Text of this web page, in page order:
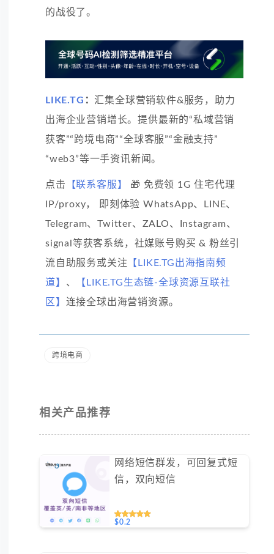
的战役了。
LIKE.TG ： 汇集全球营销软件&服务，助力
出海企业营销增长。提供最新的“私域营销
获客”“跨境电商”“全球客服”“金融支持”
“web3”等一手资讯新闻。
点击 【联系客服】
🎁 免费领 1G 住宅代理
IP/proxy， 即刻体验 WhatsApp、LINE、
Telegram、Twitter、ZALO、Instagram、
signal等获客系统，社媒账号购买 & 粉丝引
流自助服务或关注 【LIKE.TG出海指南频
道】 、
【LIKE.TG生态链-全球资源互联社
区】 连接全球出海营销资源。
跨境电商
相关产品推荐
网络短信群发，可回复式短
信，双向短信
$0.2